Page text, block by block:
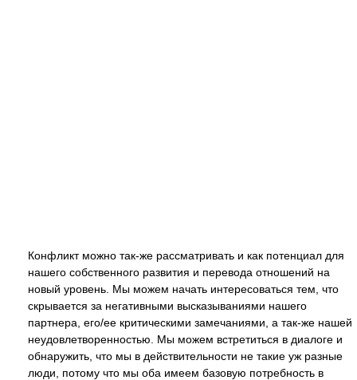
Конфликт можно так-же рассматривать и как потенциал для
нашего собственного развития и перевода отношений на
новый уровень. Мы можем начать интересоваться тем, что
скрывается за негативными высказываниями нашего
партнера, его/ее критическими замечаниями, а так-же нашей
неудовлетворенностью. Мы можем встретиться в диалоге и
обнаружить, что мы в действительности не такие уж разные
люди, потому что мы оба имеем базовую потребность в